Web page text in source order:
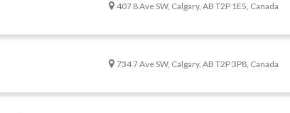
407 8 Ave SW, Calgary, AB T2P 1E5, Canada
734 7 Ave SW, Calgary, AB T2P 3P8, Canada